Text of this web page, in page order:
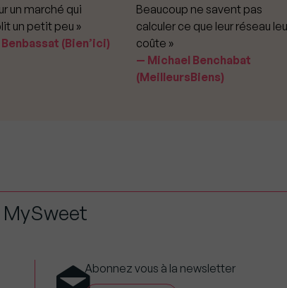
un marché qui
un petit peu »
(Bien’ici)
Beaucoup ne savent pas
calculer ce que leur réseau
coûte »
Michael Benchabat
(MeilleursBiens)
Abonnez vous à la newsletter